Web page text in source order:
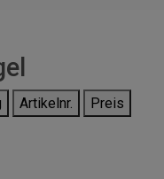
Artikelnr.
Preis